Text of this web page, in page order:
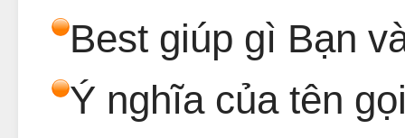
Best giúp gì Bạn
Ý nghĩa của tên